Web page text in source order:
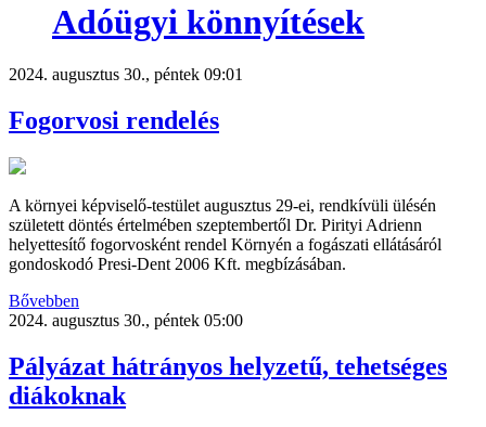
Adóügyi könnyítések
2024. augusztus 30., péntek 09:01
Fogorvosi rendelés
A környei képviselő-testület augusztus 29-ei, rendkívüli ülésén
született döntés értelmében szeptembertől Dr. Pirityi Adrienn
helyettesítő fogorvosként rendel Környén a fogászati ellátásáról
gondoskodó Presi-Dent 2006 Kft. megbízásában.
Bővebben
2024. augusztus 30., péntek 05:00
Pályázat hátrányos helyzetű, tehetséges
diákoknak